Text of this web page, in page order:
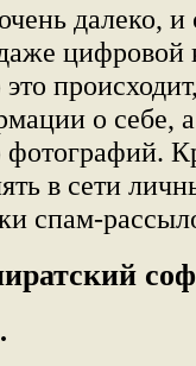
далеко, и
цифровой
о себе,
в сети
спам-